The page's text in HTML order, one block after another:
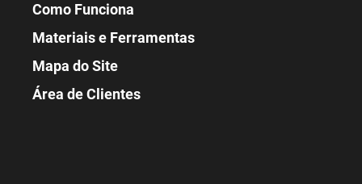
Como Funciona
Materiais e Ferramentas
Mapa do Site
Área de Clientes